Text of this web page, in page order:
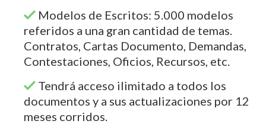
Modelos de Escritos: 5.000 modelos
referidos a una gran cantidad de temas.
Contratos, Cartas Documento, Demandas,
Contestaciones, Oficios, Recursos, etc.
Tendrá acceso ilimitado a todos los
documentos y a sus actualizaciones por 12
meses corridos.